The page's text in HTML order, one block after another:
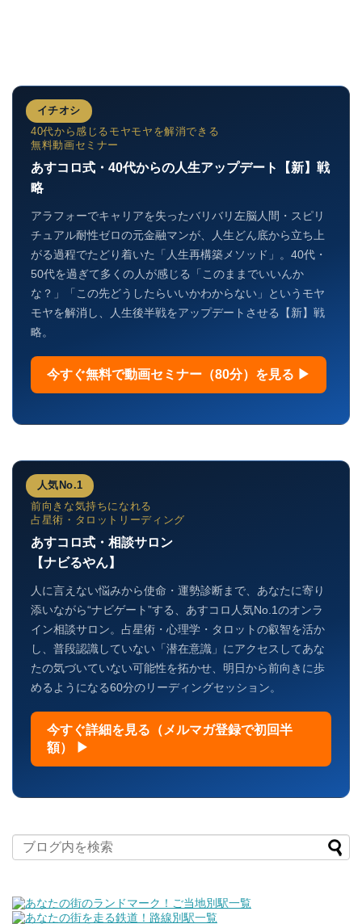
イチオシ
40代から感じるモヤモヤを解消できる
無料動画セミナー
あすコロ式・40代からの人生アップデート【新】戦
略
アラフォーでキャリアを失ったバリバリ左脳人間・スピリ
チュアル耐性ゼロの元金融マンが、人生どん底から立ち上
がる過程でたどり着いた「人生再構築メソッド」。40代・
50代を過ぎて多くの人が感じる「このままでいいんか
な？」「この先どうしたらいいかわからない」というモヤ
モヤを解消し、人生後半戦をアップデートさせる【新】戦
略。
今すぐ無料で動画セミナー（80分）を見る ▶
人気No.1
前向きな気持ちになれる
占星術・タロットリーディング
あすコロ式・相談サロン
【ナビるやん】
人に言えない悩みから使命・運勢診断まで、あなたに寄り
添いながら“ナビゲート”する、あすコロ人気No.1のオンラ
イン相談サロン。占星術・心理学・タロットの叡智を活か
し、普段認識していない「潜在意識」にアクセスしてあな
たの気づいていない可能性を拓かせ、明日から前向きに歩
めるようになる60分のリーディングセッション。
今すぐ詳細を見る（メルマガ登録で初回半
額） ▶